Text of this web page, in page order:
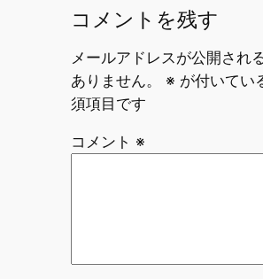
コメントを残す
メールアドレスが公開され
ありません。
※ が付いてい
須項目です
コメント ※